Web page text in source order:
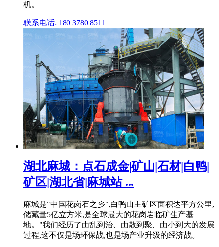
机。
联系电话: 180 3780 8511
湖北麻城：点石成金|矿山|石材|白鸭|
矿区|湖北省|麻城站 ...
麻城是"中国花岗石之乡",白鸭山主矿区面积达平方公里,
储藏量5亿立方米,是全球最大的花岗岩临矿生产基
地。"我们经历了由乱到治、由散到聚、由小到大的发展
过程,这不仅是场环保战,也是场产业升级的经济战。